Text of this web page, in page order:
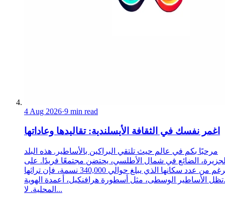
4 Aug 2026·9 min read
اغمر نفسك في الثقافة الأيسلندية: تقاليدها وعاداتها
مرحبًا بكم في عالم حيث تلتقي البراكين بالأساطير. هذه البلد
الضائع في شمال الأطلسي، يحتضن مجتمعًا فريدًا. على
الرغم من عدد سكانها الذي يبلغ حوالي 340,000 نسمة، فإن تراثها
الأساطير الوسطى، مثل أسطورة هرافنكيل، أعمدة الهوية
المحلية. لا...